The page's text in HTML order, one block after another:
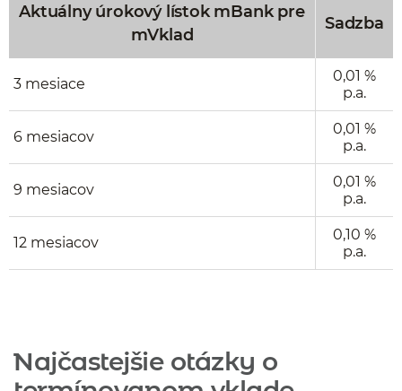
Aktuálny úrokový lístok mBank pre
mVklad
Sadzba
3 mesiace
0,01 %
p.a.
6 mesiacov
0,01 %
p.a.
9 mesiacov
0,01 %
p.a.
12 mesiacov
0,10 %
p.a.
Najčastejšie otázky o